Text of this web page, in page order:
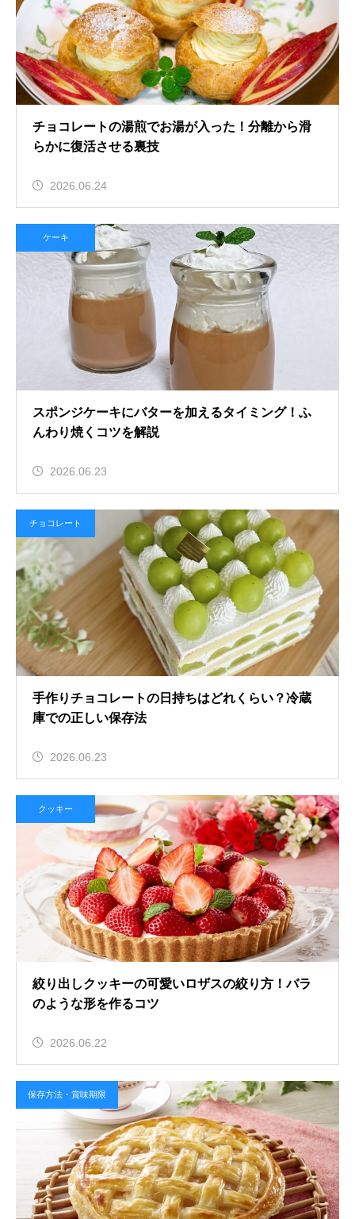
チョコレートの湯煎でお湯が入った！分離から滑
らかに復活させる裏技
2026.06.24
ケーキ
スポンジケーキにバターを加えるタイミング！ふ
んわり焼くコツを解説
2026.06.23
チョコレート
手作りチョコレートの日持ちはどれくらい？冷蔵
庫での正しい保存法
2026.06.23
クッキー
絞り出しクッキーの可愛いロザスの絞り方！バラ
のような形を作るコツ
2026.06.22
保存方法・賞味期限